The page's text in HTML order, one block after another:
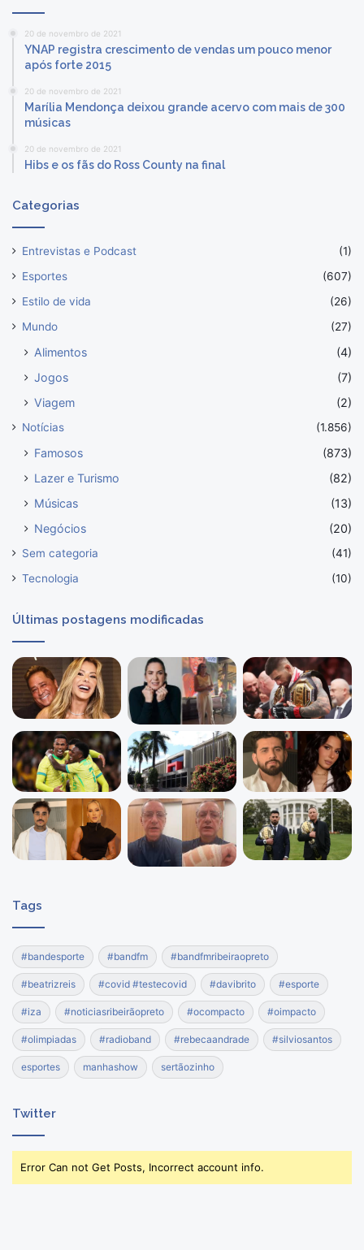
20 de novembro de 2021
YNAP registra crescimento de vendas um pouco menor
após forte 2015
20 de novembro de 2021
Marília Mendonça deixou grande acervo com mais de 300
músicas
20 de novembro de 2021
Hibs e os fãs do Ross County na final
Categorias
Entrevistas e Podcast
(1)
Esportes
(607)
Estilo de vida
(26)
Mundo
(27)
Alimentos
(4)
Jogos
(7)
Viagem
(2)
Notícias (1.856)
Famosos
(873)
Lazer e Turismo
(82)
Músicas
(13)
Negócios
(20)
Sem categoria
(41)
Tecnologia
(10)
Últimas postagens modificadas
Tags
#bandesporte #bandfm #bandfmribeiraopreto
#beatrizreis #covid #testecovid #davibrito #esporte
#iza #noticiasribeirãopreto #ocompacto #oimpacto
#olimpiadas #radioband #rebecaandrade #silviosantos
esportes manhashow sertãozinho
Twitter
Error Can not Get Posts, Incorrect account info.